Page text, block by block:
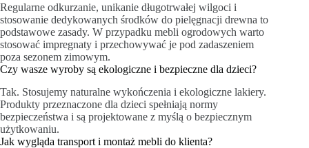
Regularne odkurzanie, unikanie długotrwałej wilgoci i
stosowanie dedykowanych środków do pielęgnacji drewna to
podstawowe zasady. W przypadku mebli ogrodowych warto
stosować impregnaty i przechowywać je pod zadaszeniem
poza sezonem zimowym.
Czy wasze wyroby są ekologiczne i bezpieczne dla dzieci?
Tak. Stosujemy naturalne wykończenia i ekologiczne lakiery.
Produkty przeznaczone dla dzieci spełniają normy
bezpieczeństwa i są projektowane z myślą o bezpiecznym
użytkowaniu.
Jak wygląda transport i montaż mebli do klienta?